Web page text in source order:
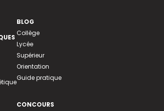
BLOG
Collège
Lycée
Supérieur
Orientation
Guide pratique
CONCOURS